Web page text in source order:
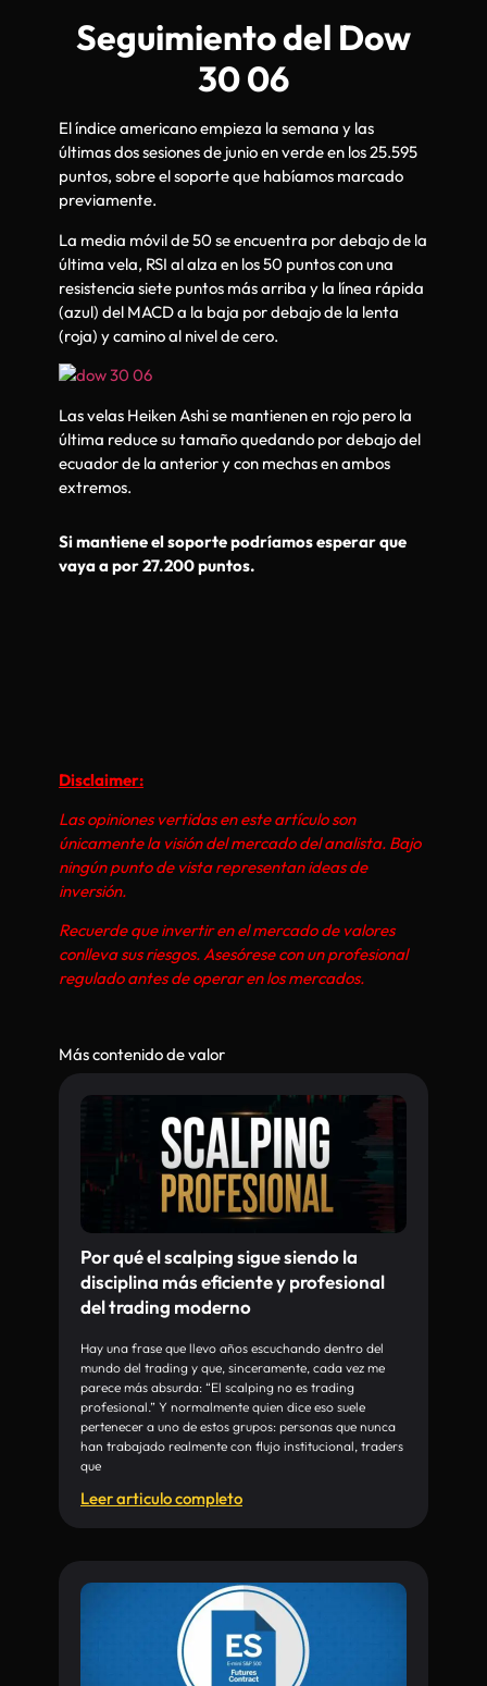
Seguimiento del Dow
30 06
El índice americano empieza la semana y las
últimas dos sesiones de junio en verde en los 25.595
puntos, sobre el soporte que habíamos marcado
previamente.
La media móvil de 50 se encuentra por debajo de la
última vela, RSI al alza en los 50 puntos con una
resistencia siete puntos más arriba y la línea rápida
(azul) del MACD a la baja por debajo de la lenta
(roja) y camino al nivel de cero.
Las velas Heiken Ashi se mantienen en rojo pero la
última reduce su tamaño quedando por debajo del
ecuador de la anterior y con mechas en ambos
extremos.
Si mantiene el soporte podríamos esperar que
vaya a por 27.200 puntos.
Disclaimer:
Las opiniones vertidas en este artículo son
únicamente la visión del mercado del analista. Bajo
ningún punto de vista representan ideas de
inversión.
Recuerde que invertir en el mercado de valores
conlleva sus riesgos. Asesórese con un profesional
regulado antes de operar en los mercados.
Más contenido de valor
Por qué el scalping sigue siendo la
disciplina más eficiente y profesional
del trading moderno
Hay una frase que llevo años escuchando dentro del
mundo del trading y que, sinceramente, cada vez me
parece más absurda: “El scalping no es trading
profesional.” Y normalmente quien dice eso suele
pertenecer a uno de estos grupos: personas que nunca
han trabajado realmente con flujo institucional, traders
que
Leer articulo completo